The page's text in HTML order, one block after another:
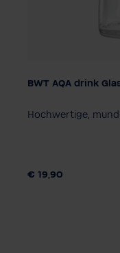
BWT AQA drink
Hochwertige,
€ 19,90